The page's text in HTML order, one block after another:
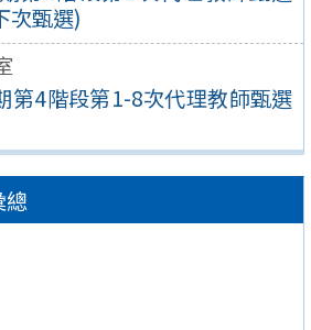
次甄選)
第4階段第1-8次代理教師甄選
總